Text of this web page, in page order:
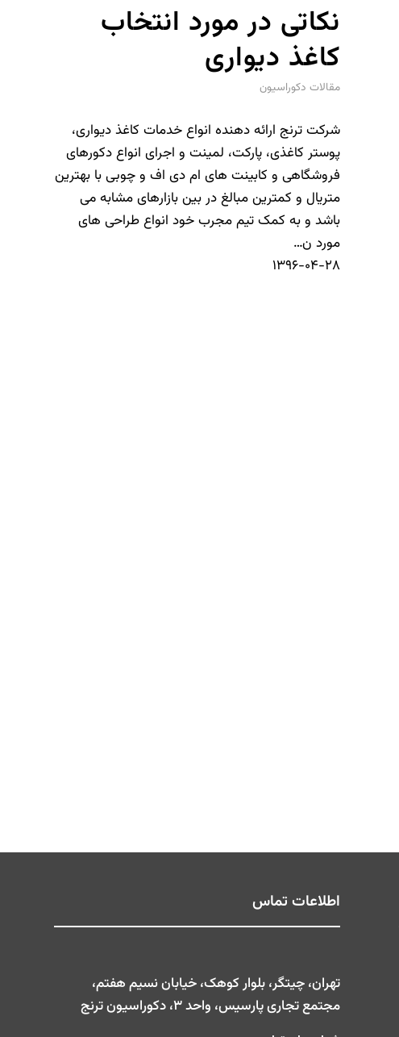
نکاتی در مورد انتخاب
کاغذ دیواری
مقالات دکوراسیون
شرکت ترنج ارائه دهنده انواع خدمات کاغذ دیواری،
پوستر کاغذی، پارکت، لمینت و اجرای انواع دکورهای
فروشگاهی و کابینت های ام دی اف و چوبی با بهترین
متریال و کمترین مبالغ در بین بازارهای مشابه می
باشد و به کمک تیم مجرب خود انواع طراحی های
مورد ن…
۱۳۹۶-۰۴-۲۸
اطلاعات تماس
تهران، چیتگر، بلوار کوهک، خیابان نسیم هفتم،
مجتمع تجاری پارسیس، واحد ۳، دکوراسیون ترنج